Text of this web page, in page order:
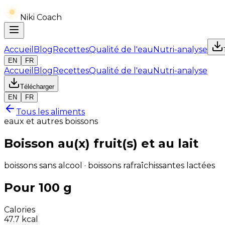
Niki Coach
Accueil BlogRecettesQualité de l'eauNutri-analyse
EN
FR
Accueil BlogRecettesQualité de l'eauNutri-analyse
Télécharger
EN
FR
Tous les aliments
eaux et autres boissons
Boisson au(x) fruit(s) et au lait
boissons sans alcool · boissons rafraîchissantes lactées
Pour 100 g
Calories
47.7 kcal